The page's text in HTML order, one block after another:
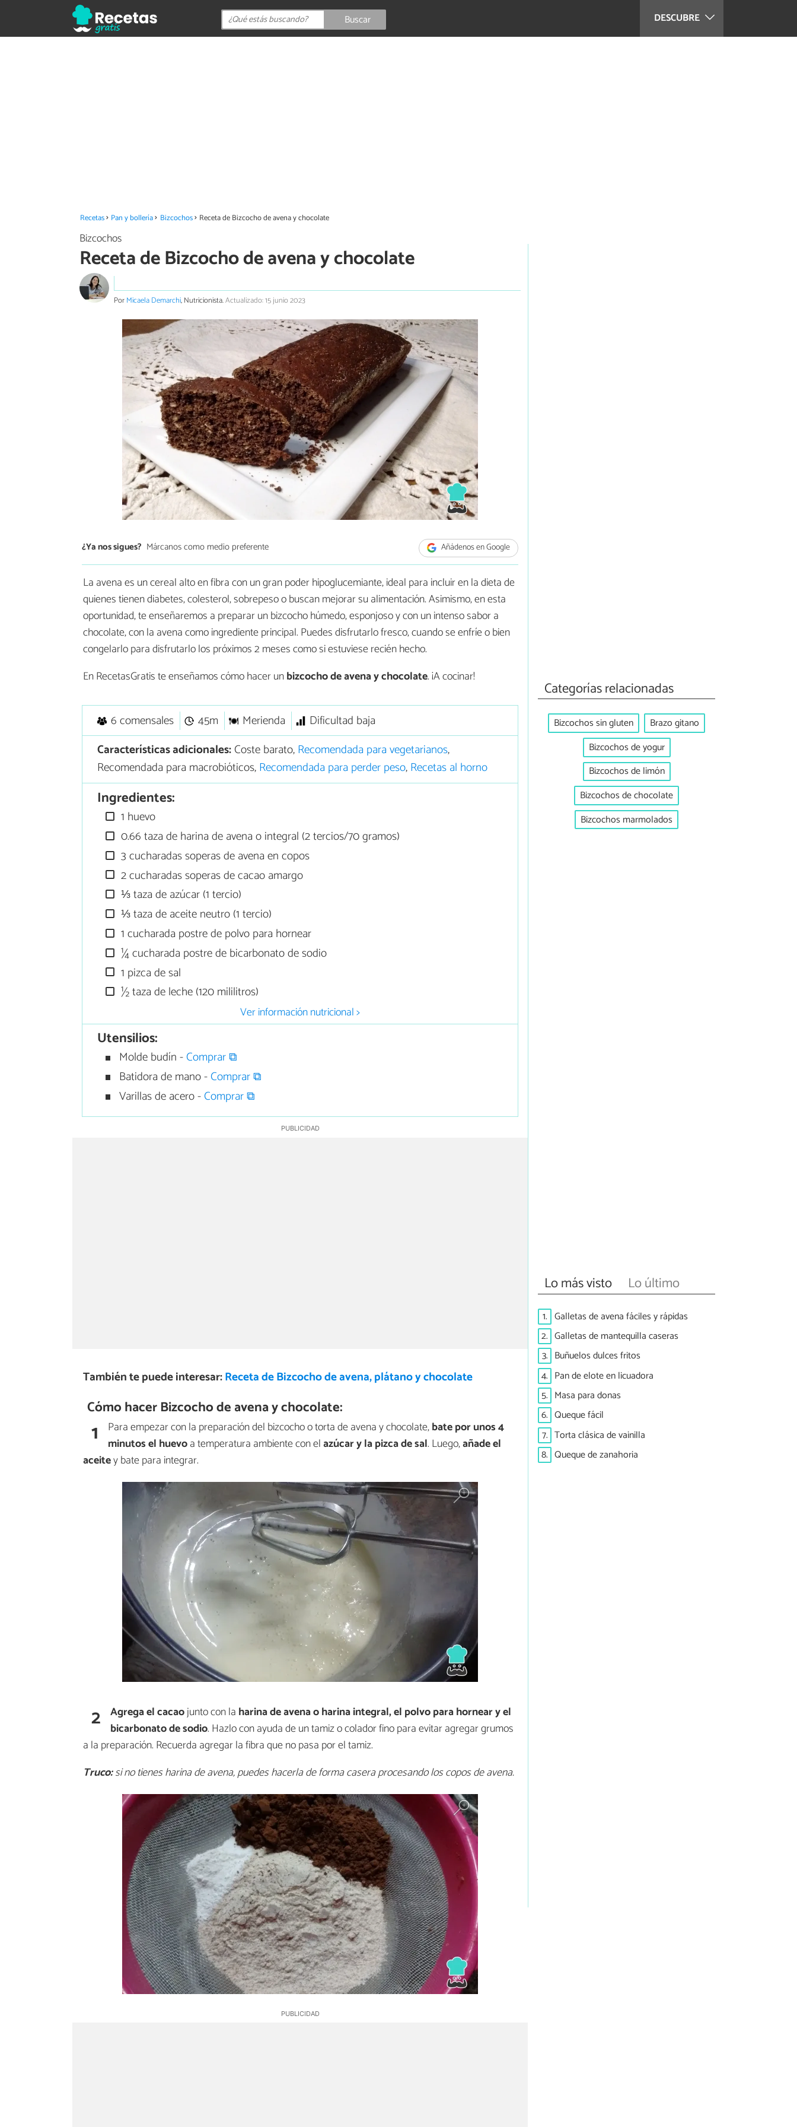
DESCUBRE
Buscar
Recetas Pan y bollería Bizcochos Receta de Bizcocho de avena y chocolate
Bizcochos
Receta de Bizcocho de avena y chocolate
PorMicaela Demarchi, Nutricionista.Actualizado: 15 junio 2023
¿Ya nos sigues? Márcanos como medio preferente Añádenos en Google
La avena es un cereal alto en fibra con un gran poder hipoglucemiante, ideal para incluir en la dieta de
quienes tienen diabetes, colesterol, sobrepeso o buscan mejorar su alimentación. Asimismo, en esta
oportunidad, te enseñaremos a preparar un bizcocho húmedo, esponjoso y con un intenso sabor a
chocolate, con la avena como ingrediente principal. Puedes disfrutarlo fresco, cuando se enfríe o bien
congelarlo para disfrutarlo los próximos 2 meses como si estuviese recién hecho.
En RecetasGratis te enseñamos cómo hacer unbizcocho de avena y chocolate. ¡A cocinar!
6 comensales 45m Merienda
Dificultad baja
Características adicionales:Coste barato,Recomendada para vegetarianos,
Recomendada para macrobióticos,Recomendada para perder peso,Recetas al horno
Ingredientes:
1 huevo
0.66 taza de harina de avena o integral (2 tercios/70 gramos)
3 cucharadas soperas de avena en copos
2 cucharadas soperas de cacao amargo
⅓ taza de azúcar (1 tercio)
⅓ taza de aceite neutro (1 tercio)
1 cucharada postre de polvo para hornear
¼ cucharada postre de bicarbonato de sodio
1 pizca de sal
½ taza de leche (120 mililitros)
Ver información nutricional >
Utensilios:
Molde budín -Comprar ⧉
Batidora de mano -Comprar ⧉
Varillas de acero -Comprar ⧉
También te puede interesar:Receta de Bizcocho de avena, plátano y chocolate
Cómo hacer Bizcocho de avena y chocolate:
1 Para empezar con la preparación del bizcocho o torta de avena y chocolate,bate por unos 4
minutosel huevoa temperatura ambiente con elazúcar y la pizca de sal. Luego,añade el
aceitey bate para integrar.
2 Agrega el cacaojunto con la harina de avena o harina integral, el polvo para hornear y el
bicarbonato de sodio. Hazlo con ayuda de un tamiz o colador fino para evitar agregar grumos
a la preparación. Recuerda agregar la fibra que no pasa por el tamiz.
Truco:si no tienes harina de avena, puedes hacerla de forma casera procesando los copos de avena.
Categorías relacionadas
Bizcochos sin gluten
Brazo gitano
Bizcochos de yogur
Bizcochos de limón
Bizcochos de chocolate
Bizcochos marmolados
Lo más visto Lo último
1. Galletas de avena fáciles y rápidas
2. Galletas de mantequilla caseras
3. Buñuelos dulces fritos
4. Pan de elote en licuadora
5. Masa para donas
6. Queque fácil
7. Torta clásica de vainilla
8. Queque de zanahoria